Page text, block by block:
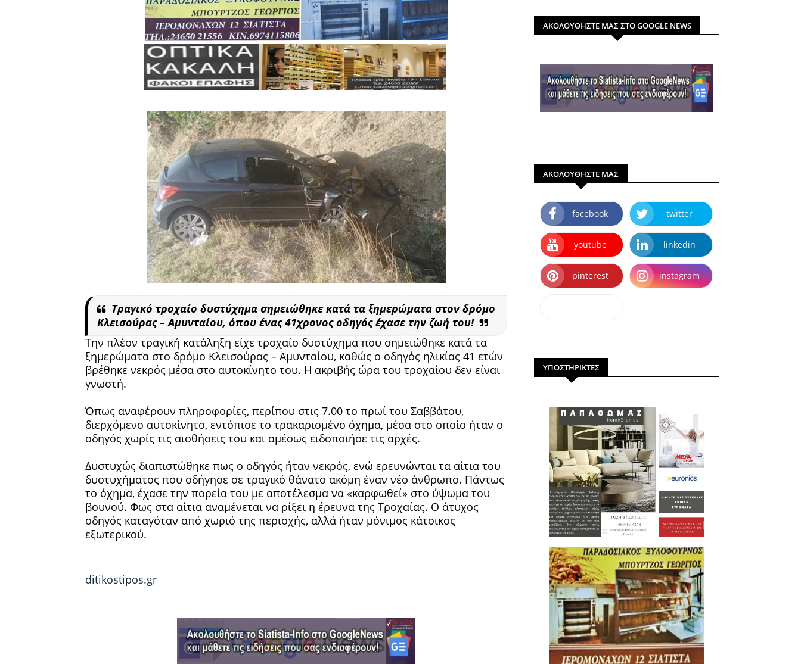
Τραγικό τροχαίο δυστύχημα σημειώθηκε κατά τα ξημερώματα στον δρόμο
Κλεισούρας – Αμυνταίου, όπου ένας 41χρονος οδηγός έχασε την ζωή του!
Την πλέον τραγική κατάληξη είχε τροχαίο δυστύχημα που σημειώθηκε κατά τα
ξημερώματα στο δρόμο Κλεισούρας – Αμυνταίου, καθώς ο οδηγός ηλικίας 41 ετών
βρέθηκε νεκρός μέσα στο αυτοκίνητο του. Η ακριβής ώρα του τροχαίου δεν είναι
γνωστή.
Όπως αναφέρουν πληροφορίες, περίπου στις 7.00 το πρωί του Σαββάτου,
διερχόμενο αυτοκίνητο, εντόπισε το τρακαρισμένο όχημα, μέσα στο οποίο ήταν ο
οδηγός χωρίς τις αισθήσεις του και αμέσως ειδοποιήσε τις αρχές.
Δυστυχώς διαπιστώθηκε πως ο οδηγός ήταν νεκρός, ενώ ερευνώνται τα αίτια του
δυστυχήματος που οδήγησε σε τραγικό θάνατο ακόμη έναν νέο άνθρωπο. Πάντως
το όχημα, έχασε την πορεία του με αποτέλεσμα να «καρφωθεί» στο ύψωμα του
βουνού. Φως στα αίτια αναμένεται να ρίξει η έρευνα της Τροχαίας. Ο άτυχος
οδηγός καταγόταν από χωριό της περιοχής, αλλά ήταν μόνιμος κάτοικος
εξωτερικού.
ditikostipos.gr
ΑΚΟΛΟΥΘΗΣΤΕ ΜΑΣ ΣΤΟ GOOGLE NEWS
ΑΚΟΛΟΥΘΗΣΤΕ ΜΑΣ
facebook twitter
youtube linkedin
pinterest instagram
ΥΠΟΣΤΗΡΙΚΤΕΣ